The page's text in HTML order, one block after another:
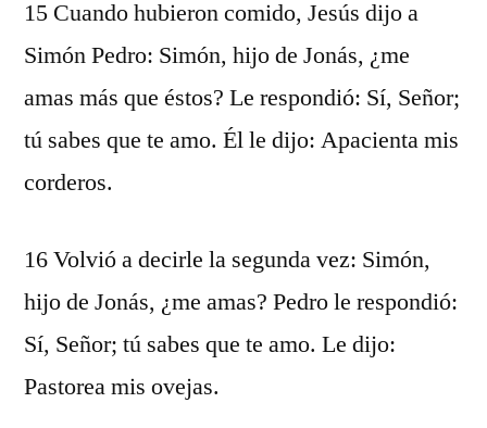
15 Cuando hubieron comido, Jesús dijo a
Simón Pedro: Simón, hijo de Jonás, ¿me
amas más que éstos? Le respondió: Sí, Señor;
tú sabes que te amo. Él le dijo: Apacienta mis
corderos.
16 Volvió a decirle la segunda vez: Simón,
hijo de Jonás, ¿me amas? Pedro le respondió:
Sí, Señor; tú sabes que te amo. Le dijo:
Pastorea mis ovejas.